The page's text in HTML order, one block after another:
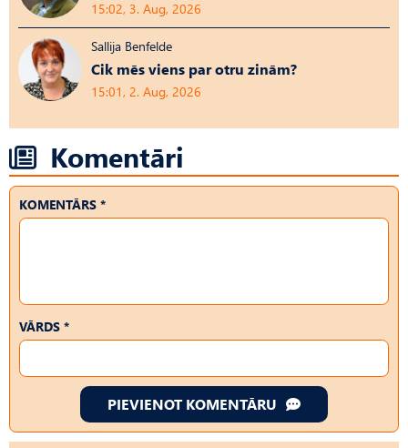
15:02, 3. Aug, 2026
Sallija Benfelde
Cik mēs viens par otru zinām?
15:01, 2. Aug, 2026
Komentāri
KOMENTĀRS *
VĀRDS *
PIEVIENOT KOMENTĀRU